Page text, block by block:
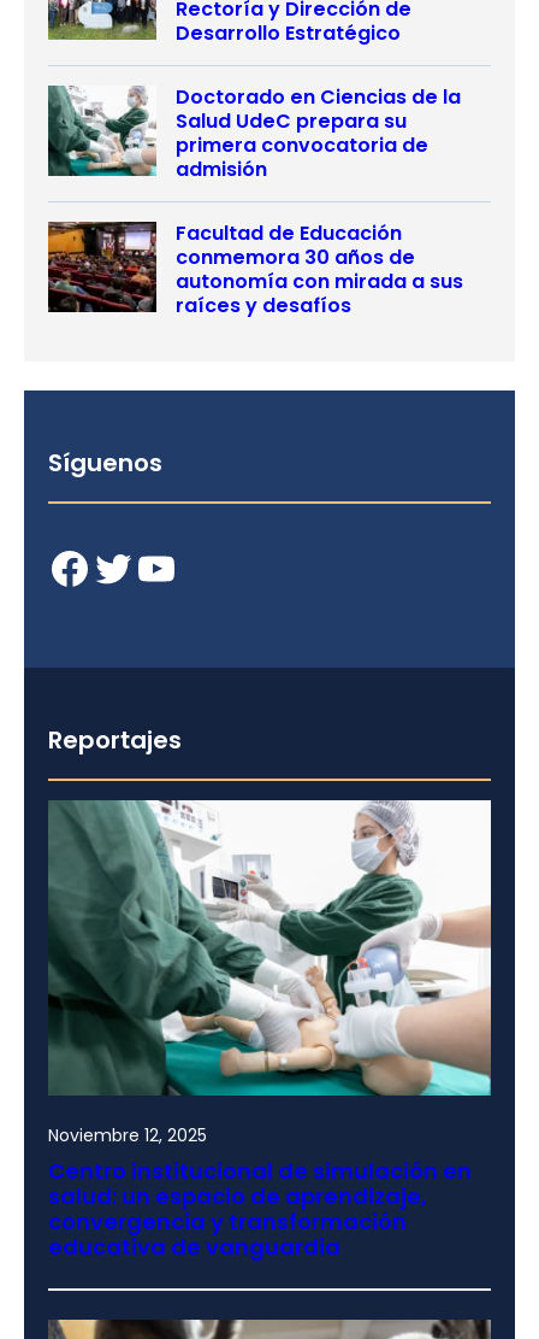
Rectoría y Dirección de
Desarrollo Estratégico
Doctorado en Ciencias de la
Salud UdeC prepara su
primera convocatoria de
admisión
Facultad de Educación
conmemora 30 años de
autonomía con mirada a sus
raíces y desafíos
Síguenos
Facebook Twitter YouTube
Reportajes
Noviembre 12, 2025
Centro institucional de simulación en
salud: un espacio de aprendizaje,
convergencia y transformación
educativa de vanguardia